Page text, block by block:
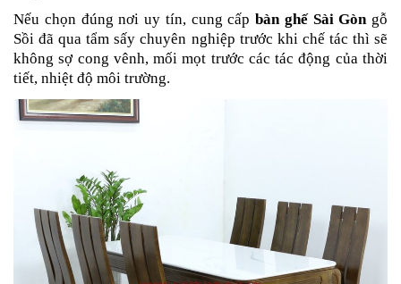
Nếu chọn đúng nơi uy tín, cung cấp bàn ghế Sài Gòngỗ
Sồi đã qua tẩm sấy chuyên nghiệp trước khi chế tác thì sẽ
không sợ cong vênh, mối mọt trước các tác động của thời
tiết, nhiệt độ môi trường.